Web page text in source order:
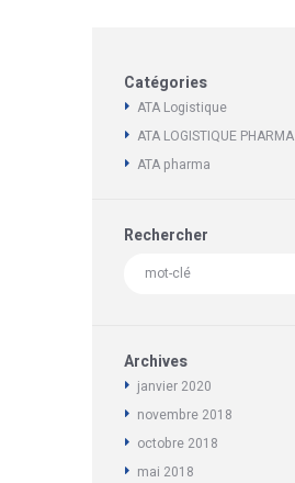
Catégories
ATA Logistique
ATA LOGISTIQUE PHARMA
ATA pharma
Rechercher
Archives
janvier 2020
novembre 2018
octobre 2018
mai 2018